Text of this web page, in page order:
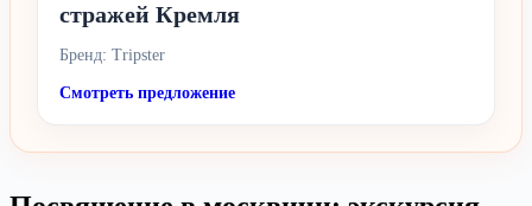
стражей Кремля
Бренд: Tripster
Смотреть предложение